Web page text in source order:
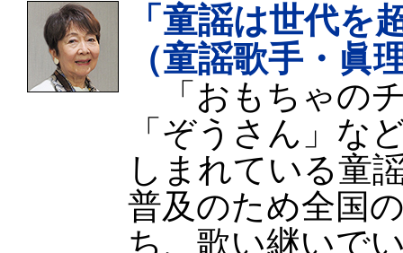
「童謡は世代を
（童謡歌手・眞
「おもちゃの
「ぞうさん」な
しまれている童
普及のため全国
ち、歌い継いで